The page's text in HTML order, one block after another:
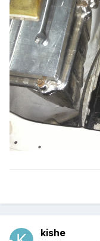
kishe